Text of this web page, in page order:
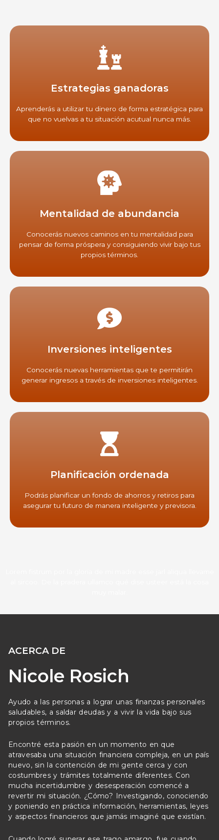
Estrategias ganadoras
Aprenderás a utilizar tu dinero de forma estratégica para
que no vuelvas a tu situación acutual nunca más.
Mentalidad de abundancia
Conocerás nuevos caminos en tu mentalidad para
pensar de forma próspera y consiguiendo vivir bajo tus
propios términos.
Inversiones inteligentes
Conocerás nuevas herramientas que te permitirán
generar ingresos a través de inversiones inteligentes.
Planificación ordenada
Podrás planificar un fondo de ahorros y retiros para
asegurar tu futuro de manera inteligente y previsora.
ACERCA DE
Nicole Rosich
Ayudo a las personas a lograr unas finanzas personales
saludables, a saldar deudas y a vivir la vida bajo sus
propios términos.
Encontré esta pasión en un momento en que
atravesaba una situación financiera compleja, en un país
nuevo, sin la contención de mi gente cerca y con
costumbres y trámites totalmente diferentes. Con
mucha incertidumbre y desesperación comencé a
revertir mi situación. ¿Cómo? Investigando, conociendo
y poniendo en práctica información, herramientas, leyes
y aspectos financieros que jamás imaginé que existían.